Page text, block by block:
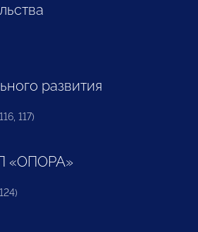
развития
117)
«ОПОРА»